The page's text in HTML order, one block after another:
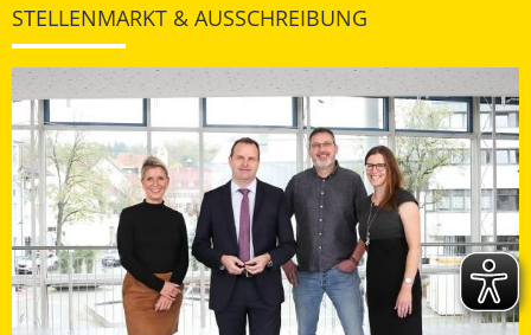
STELLENMARKT & AUSSCHREIBUNG